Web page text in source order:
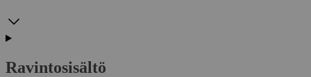
Ravintosisältö